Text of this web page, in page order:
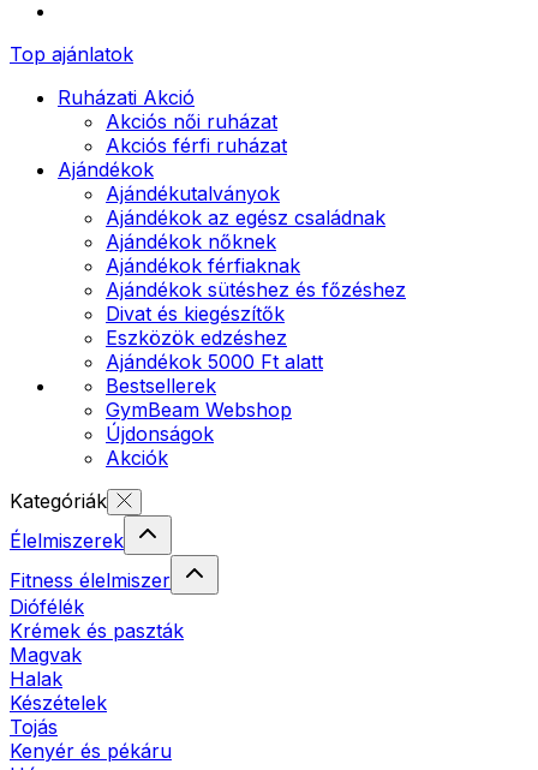
Top ajánlatok
Ruházati Akció
Akciós női ruházat
Akciós férfi ruházat
Ajándékok
Ajándékutalványok
Ajándékok az egész családnak
Ajándékok nőknek
Ajándékok férfiaknak
Ajándékok sütéshez és főzéshez
Divat és kiegészítők
Eszközök edzéshez
Ajándékok 5000 Ft alatt
Bestsellerek
GymBeam Webshop
Újdonságok
Akciók
Kategóriák
Élelmiszerek
Fitness élelmiszer
Diófélék
Krémek és paszták
Magvak
Halak
Készételek
Tojás
Kenyér és pékáru